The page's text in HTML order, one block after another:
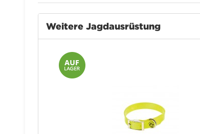
Weitere Jagdausrüstung